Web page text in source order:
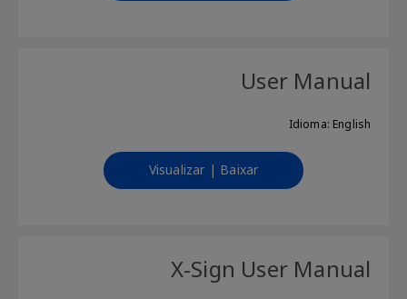
User Manual
Idioma: English
Visualizar | Baixar
X-Sign User Manual